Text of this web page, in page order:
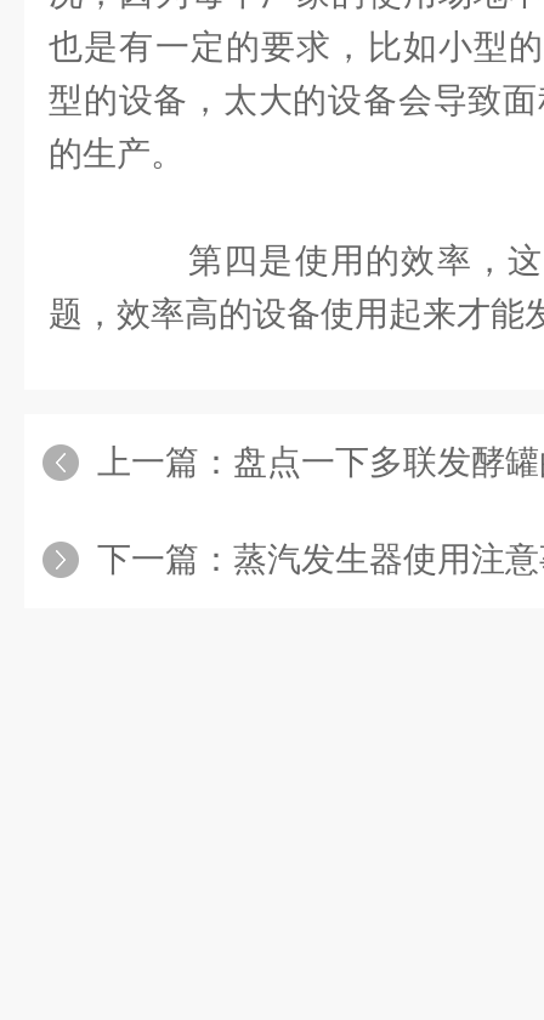
也是有一定的要求，比如小型
型的设备，太大的设备会导致
的生产。
第四是使用的效率，这
题，效率高的设备使用起来才能
上一篇： 盘点一下多联发酵
下一篇： 蒸汽发生器使用注